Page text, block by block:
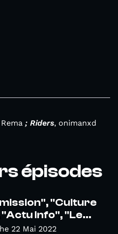
; Riders, onimanxd
épisodes
"Culture
Info", "Le...
22 Mai 2022